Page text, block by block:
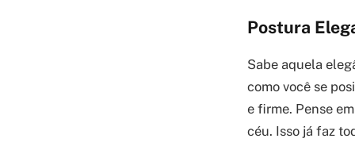
Postura
Sabe aquela
como você se
e firme. Pense
céu. Isso já faz